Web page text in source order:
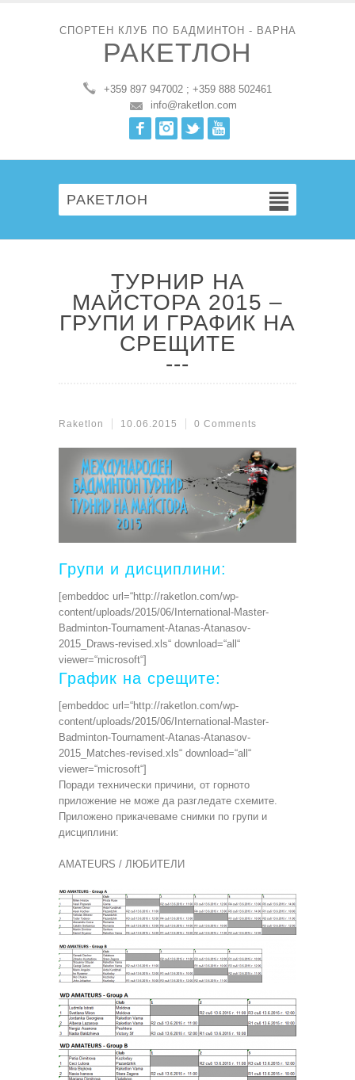
СПОРТЕН КЛУБ ПО БАДМИНТОН - ВАРНА
РАКЕТЛОН
+359 897 947002 ; +359 888 502461
info@raketlon.com
FacebookInstagram
Twitter
РАКЕТЛОН
ТУРНИР НА
МАЙСТОРА 2015 –
ГРУПИ И ГРАФИК НА
СРЕЩИТЕ
Raketlon 10.06.2015 0 Comments
Групи и дисциплини:
[embeddoc url=“http://raketlon.com/wp-
content/uploads/2015/06/International-Master-
Badminton-Tournament-Atanas-Atanasov-
2015_Draws-revised.xls“ download=“all“
viewer=“microsoft“]
График на срещите:
[embeddoc url=“http://raketlon.com/wp-
content/uploads/2015/06/International-Master-
Badminton-Tournament-Atanas-Atanasov-
2015_Matches-revised.xls“ download=“all“
viewer=“microsoft“]
Поради технически причини, от горното
приложение не може да разгледате схемите.
Приложено прикачеваме снимки по групи и
дисциплини:
AMATEURS / ЛЮБИТЕЛИ